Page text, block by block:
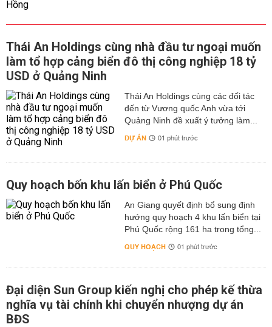
Thái An Holdings cùng nhà đầu tư ngoại muốn
làm tổ hợp cảng biển đô thị công nghiệp 18 tỷ
USD ở Quảng Ninh
Thái An Holdings cùng các đối tác
đến từ Vương quốc Anh vừa tới
Quảng Ninh đề xuất ý tưởng làm...
DỰ ÁN 01 phút trước
Quy hoạch bốn khu lấn biển ở Phú Quốc
An Giang quyết định bổ sung định
hướng quy hoạch 4 khu lấn biển tại
Phú Quốc rộng 161 ha trong tổng...
QUY HOẠCH 01 phút trước
Đại diện Sun Group kiến nghị cho phép kế thừa
nghĩa vụ tài chính khi chuyển nhượng dự án
BĐS